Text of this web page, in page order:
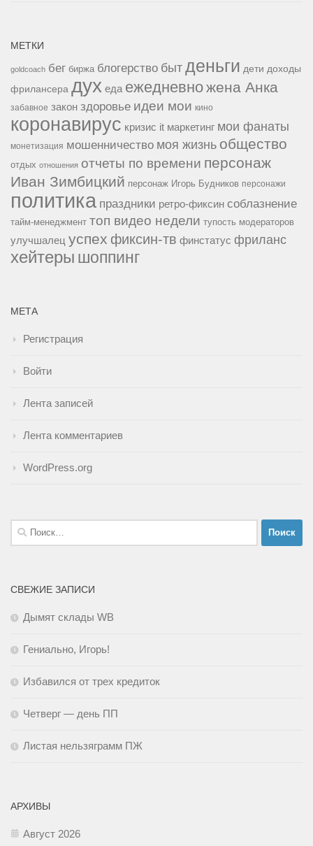
МЕТКИ
goldcoach бег биржа блогерство быт деньги дети доходы
фрилансера дух еда ежедневножена Анка
забавное закон здоровье идеи мои кино
коронавирус кризис it маркетинг мои фанаты
монетизация мошенничество моя жизнь общество
отдых отношения отчеты по времени персонаж
Иван Зимбицкий персонаж Игорь Будников персонажи
политика праздники ретро-фиксин соблазнение
тайм-менеджмент топ видео недели тупость модераторов
улучшалец успех фиксин-тв финстатус фриланс
хейтеры шоппинг
МЕТА
Регистрация
Войти
Лента записей
Лента комментариев
WordPress.org
Найти:
СВЕЖИЕ ЗАПИСИ
Дымят склады WB
Гениально, Игорь!
Избавился от трех кредиток
Четверг — день ПП
Листая нельзяграмм ПЖ
АРХИВЫ
Август 2026